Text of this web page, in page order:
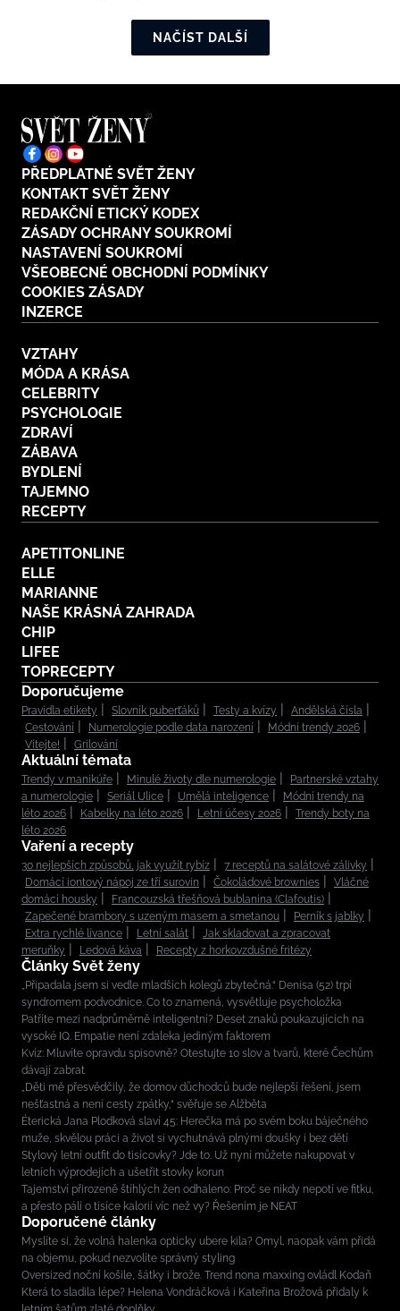
NAČÍST DALŠÍ
PŘEDPLATNÉ SVĚT ŽENY
KONTAKT SVĚT ŽENY
REDAKČNÍ ETICKÝ KODEX
ZÁSADY OCHRANY SOUKROMÍ
NASTAVENÍ SOUKROMÍ
VŠEOBECNÉ OBCHODNÍ PODMÍNKY
COOKIES ZÁSADY
INZERCE
VZTAHY
MÓDA A KRÁSA
CELEBRITY
PSYCHOLOGIE
ZDRAVÍ
ZÁBAVA
BYDLENÍ
TAJEMNO
RECEPTY
APETITONLINE
ELLE
MARIANNE
NAŠE KRÁSNÁ ZAHRADA
CHIP
LIFEE
TOPRECEPTY
Doporučujeme
Pravidla etikety Slovník puberťáků Testy a kvízy
Andělská čísla
Cestování
Numerologie podle data narození
Módní trendy 2026
Vítejte!
Grilování
Aktuální témata
Trendy v manikúře Minulé životy dle numerologie
Partnerské vztahy
a numerologie
Seriál Ulice Umělá inteligence
Módní trendy na
léto 2026
Kabelky na léto 2026 Letní účesy 2026
Trendy boty na
léto 2026
Vaření a recepty
30 nejlepších způsobů, jak využít rybíz
7 receptů na salátové zálivky
Domácí iontový nápoj ze tří surovin
Čokoládové brownies
Vláčné
domácí housky
Francouzská třešňová bublanina (Clafoutis)
Zapečené brambory s uzeným masem a smetanou
Perník s jablky
Extra rychlé lívance
Letní salát
Jak skladovat a zpracovat
meruňky
Ledová káva Recepty z horkovzdušné fritézy
Články Svět ženy
„Připadala jsem si vedle mladších kolegů zbytečná.“ Denisa (52) trpí
syndromem podvodnice. Co to znamená, vysvětluje psycholožka
Patříte mezi nadprůměrně inteligentní? Deset znaků poukazujících na
vysoké IQ. Empatie není zdaleka jediným faktorem
Kvíz: Mluvíte opravdu spisovně? Otestujte 10 slov a tvarů, které Čechům
dávají zabrat
„Děti mě přesvědčily, že domov důchodců bude nejlepší řešení, jsem
nešťastná a není cesty zpátky,“ svěřuje se Alžběta
Éterická Jana Plodková slaví 45: Herečka má po svém boku báječného
muže, skvělou práci a život si vychutnává plnými doušky i bez dětí
Stylový letní outfit do tisícovky? Jde to. Už nyní můžete nakupovat v
letních výprodejích a ušetřit stovky korun
Tajemství přirozeně štíhlých žen odhaleno: Proč se nikdy nepotí ve fitku,
a přesto pálí o tisíce kalorií víc než vy? Řešením je NEAT
Doporučené články
Myslíte si, že volná halenka opticky ubere kila? Omyl, naopak vám přidá
na objemu, pokud nezvolíte správný styling
Oversized noční košile, šátky i brože. Trend nona maxxing ovládl Kodaň
Která to sladila lépe? Helena Vondráčková i Kateřina Brožová přidaly k